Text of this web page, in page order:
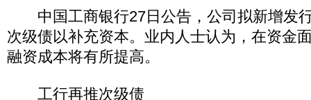
中国工商银行27日公告，公司拟新增发
次级债以补充资本。业内人士认为，在资金
融资成本将有所提高。
工行再推次级债